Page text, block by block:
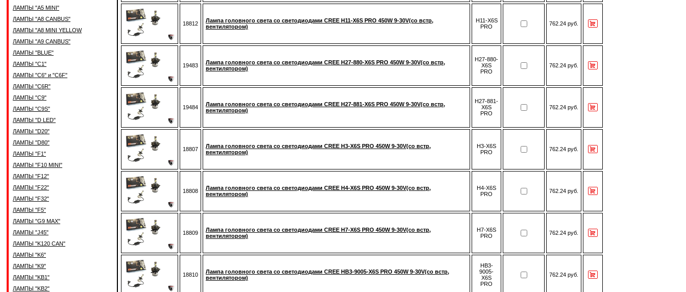
ЛАМПЫ "A5 MINI"
ЛАМПЫ "A8 CANBUS"
ЛАМПЫ "A8 MINI YELLOW
ЛАМПЫ "A9 CANBUS"
ЛАМПЫ "BLUE"
ЛАМПЫ "C1"
ЛАМПЫ "C6" и "C6F"
ЛАМПЫ "C6R"
ЛАМПЫ "C9"
ЛАМПЫ "C9S"
ЛАМПЫ "D LED"
ЛАМПЫ "D20"
ЛАМПЫ "D80"
ЛАМПЫ "F1"
ЛАМПЫ "F10 MINI"
ЛАМПЫ "F12"
ЛАМПЫ "F22"
ЛАМПЫ "F32"
ЛАМПЫ "F5"
ЛАМПЫ "G9 MAX"
ЛАМПЫ "J45"
ЛАМПЫ "K120 CAN"
ЛАМПЫ "K6"
ЛАМПЫ "K9"
ЛАМПЫ "KB1"
ЛАМПЫ "KB2"
18812
Лампа головного света со светодиодами CREE H11-X6S PRO 450W 9-30V(со встр,
вентилятором)
H11-X6S
PRO
762.24 руб.
19483
Лампа головного света со светодиодами CREE H27-880-X6S PRO 450W 9-30V(со встр,
вентилятором)
H27-880-
X6S
PRO
762.24 руб.
19484
Лампа головного света со светодиодами CREE H27-881-X6S PRO 450W 9-30V(со встр,
вентилятором)
H27-881-
X6S
PRO
762.24 руб.
18807
Лампа головного света со светодиодами CREE H3-X6S PRO 450W 9-30V(со встр,
вентилятором)
H3-X6S
PRO
762.24 руб.
18808
Лампа головного света со светодиодами CREE H4-X6S PRO 450W 9-30V(со встр,
вентилятором)
H4-X6S
PRO
762.24 руб.
18809
Лампа головного света со светодиодами CREE H7-X6S PRO 450W 9-30V(со встр,
вентилятором)
H7-X6S
PRO
762.24 руб.
18810
Лампа головного света со светодиодами CREE HB3-9005-X6S PRO 450W 9-30V(со встр,
вентилятором)
HB3-
9005-
X6S
PRO
762.24 руб.